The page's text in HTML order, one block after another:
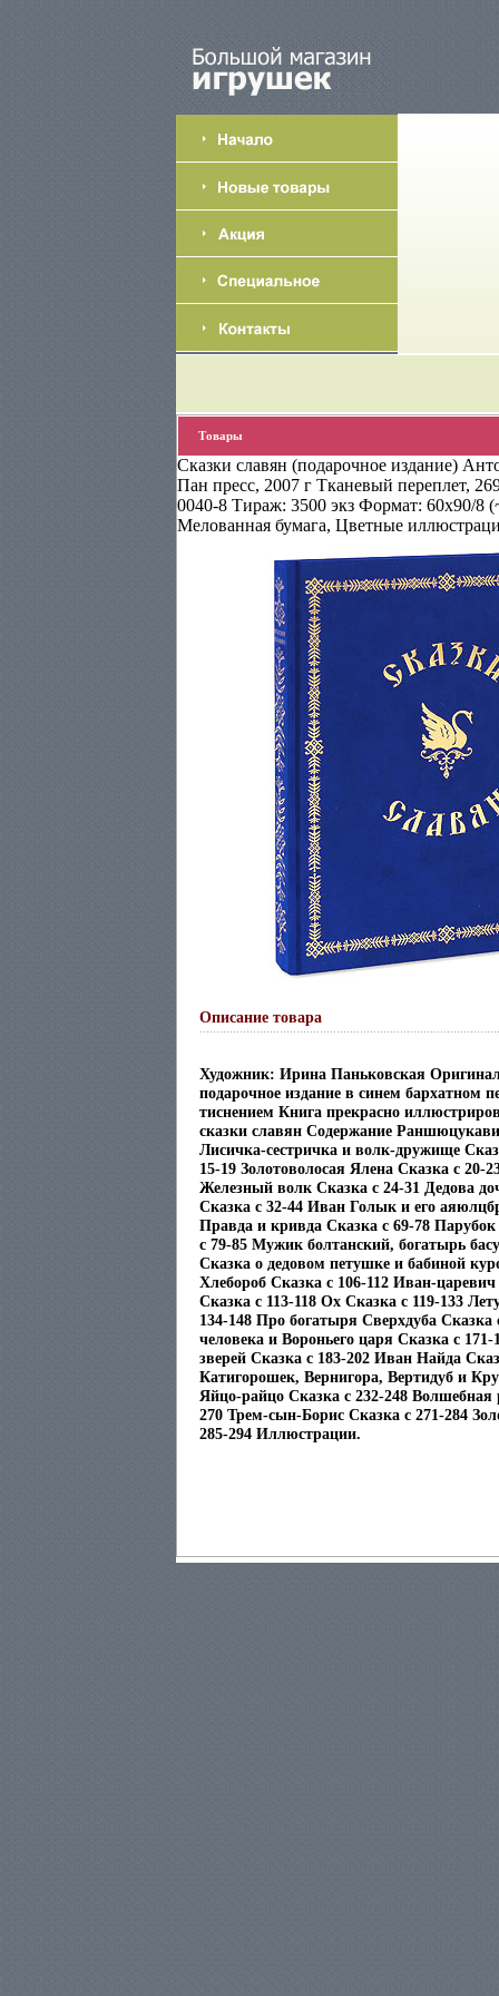
Товары
Сказки славян (подарочное издание)
Пан пресс, 2007 г Тканевый переплет,
0040-8 Тираж: 3500 экз Формат: 60x90/8
Мелованная бумага, Цветные
Описание товара
Художник: Ирина Паньковская
подарочное издание в синем бархатном
тиснением Книга прекрасно
сказки славян Содержание
Лисичка-сестричка и волк-дружище
15-19 Золотоволосая Ялена Сказка c 20-
Железный волк Сказка c 24-31 Дедова
Сказка c 32-44 Иван Голык и его
Правда и кривда Сказка c 69-78
c 79-85 Мужик болтанский, богатырь
Сказка о дедовом петушке и бабиной
Хлебороб Сказка c 106-112 Иван-
Сказка c 113-118 Ох Сказка c 119-133
134-148 Про богатыря Сверхдуба Сказка
человека и Вороньего царя Сказка c
зверей Сказка c 183-202 Иван Найда
Катигорошек, Вернигора, Вертидуб и
Яйцо-райцо Сказка c 232-248
270 Трем-сын-Борис Сказка c 271-284
285-294 Иллюстрации.